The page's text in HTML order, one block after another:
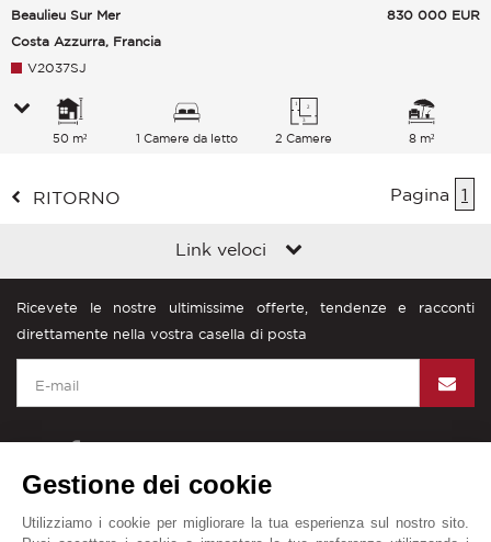
Beaulieu Sur Mer
Costa Azzurra, Francia
830 000 EUR
V2037SJ
50 m² 1 Camere da letto 2 Camere 8 m²
RITORNO Pagina 1
Link veloci
Ricevete le nostre ultimissime offerte, tendenze e racconti
direttamente nella vostra casella di posta
Gestione dei cookie
Utilizziamo i cookie per migliorare la tua esperienza sul nostro sito.